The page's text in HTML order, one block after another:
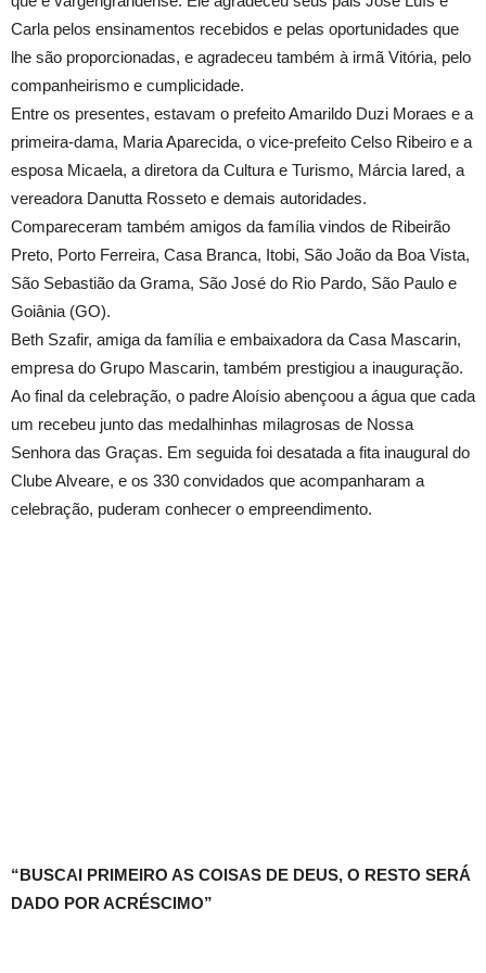
Carla pelos ensinamentos recebidos e pelas oportunidades que
lhe são proporcionadas, e agradeceu também à irmã Vitória, pelo
companheirismo e cumplicidade.
Entre os presentes, estavam o prefeito Amarildo Duzi Moraes e a
primeira-dama, Maria Aparecida, o vice-prefeito Celso Ribeiro e a
esposa Micaela, a diretora da Cultura e Turismo, Márcia Iared, a
vereadora Danutta Rosseto e demais autoridades.
Compareceram também amigos da família vindos de Ribeirão
Preto, Porto Ferreira, Casa Branca, Itobi, São João da Boa Vista,
São Sebastião da Grama, São José do Rio Pardo, São Paulo e
Goiânia (GO).
Beth Szafir, amiga da família e embaixadora da Casa Mascarin,
empresa do Grupo Mascarin, também prestigiou a inauguração.
Ao final da celebração, o padre Aloísio abençoou a água que cada
um recebeu junto das medalhinhas milagrosas de Nossa
Senhora das Graças. Em seguida foi desatada a fita inaugural do
Clube Alveare, e os 330 convidados que acompanharam a
celebração, puderam conhecer o empreendimento.
“BUSCAI PRIMEIRO AS COISAS DE DEUS, O RESTO SERÁ
DADO POR ACRÉSCIMO”